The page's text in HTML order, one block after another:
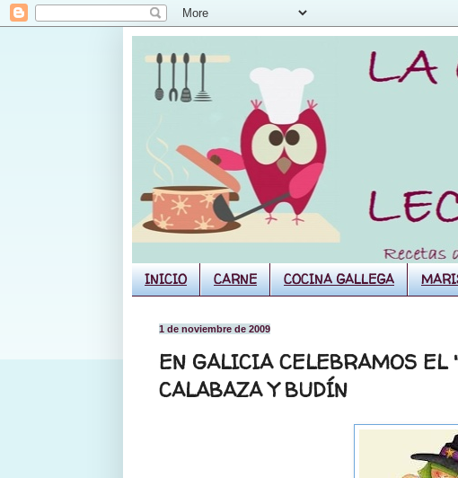
INICIO CARNE COCINA GALLEGA
1 de noviembre de 2009
EN GALICIA CELEBRAMOS
CALABAZA Y BUDÍN